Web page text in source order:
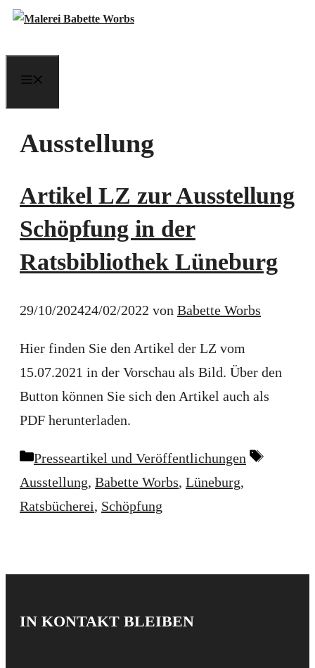
Zum
Ausstellung
Artikel LZ zur Ausstellung
Schöpfung in der
Ratsbibliothek Lüneburg
29/10/202424/02/2022 von Babette Worbs
Hier finden Sie den Artikel der LZ vom
15.07.2021 in der Vorschau als Bild. Über den
Button können Sie sich den Artikel auch als
PDF herunterladen.
Kategorien
Presseartikel und Veröffentlichungen
Ausstellung, Babette Worbs, Lüneburg,
Ratsbücherei, Schöpfung
IN KONTAKT BLEIBEN